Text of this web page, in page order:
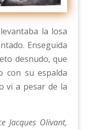
la losa
Enseguida
desnudo, que
con su espalda
vi a pesar de la
Jacques Olivant,